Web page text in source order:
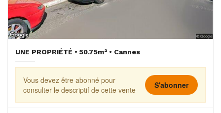
UNE PROPRIÉTÉ • 50.75m² • Cannes
Vous devez être abonné pour
consulter le descriptif de cette vente
S'abonner